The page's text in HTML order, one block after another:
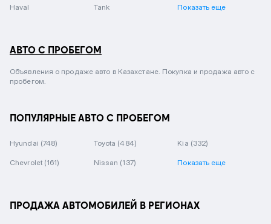
Haval Tank Показать еще
АВТО С ПРОБЕГОМ
Объявления о продаже авто в Казахстане. Покупка и продажа авто с
пробегом.
ПОПУЛЯРНЫЕ АВТО С ПРОБЕГОМ
Hyundai (748) Toyota (484) Kia (332)
Chevrolet (161) Nissan (137) Показать еще
ПРОДАЖА АВТОМОБИЛЕЙ В РЕГИОНАХ